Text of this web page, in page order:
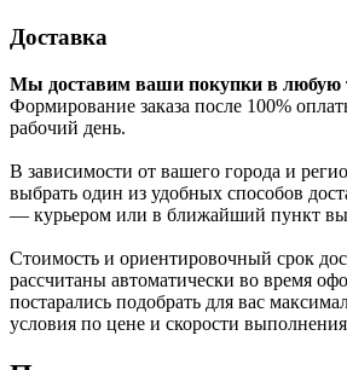
Доставка
Мы доставим ваши покупки в любую
Формирование заказа после 100%
рабочий день.
В зависимости от вашего города и
выбрать один из удобных способов
— курьером или в ближайший пункт
Стоимость и ориентировочный срок
рассчитаны автоматически во время
постарались подобрать для вас
условия по цене и скорости